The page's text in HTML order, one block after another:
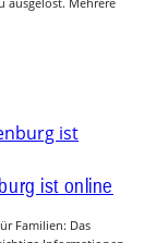
ist online
Familien: Das